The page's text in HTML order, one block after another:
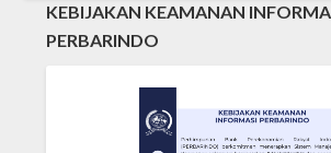
KEBIJAKAN KEAMANAN
PERBARINDO